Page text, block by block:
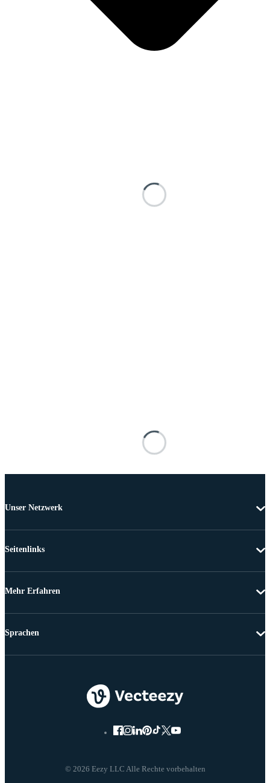
Unser Netzwerk
Seitenlinks
Mehr Erfahren
© 2026 Eezy LLC Alle Rechte vorbehalten
Sprachen